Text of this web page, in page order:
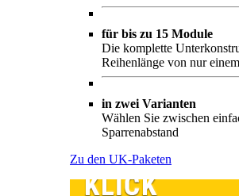
für bis zu 15 Module
Die komplette
Reihenlänge von nur
in zwei Varianten
Wählen Sie zwischen
Sparrenabstand
Zu den UK-Paketen